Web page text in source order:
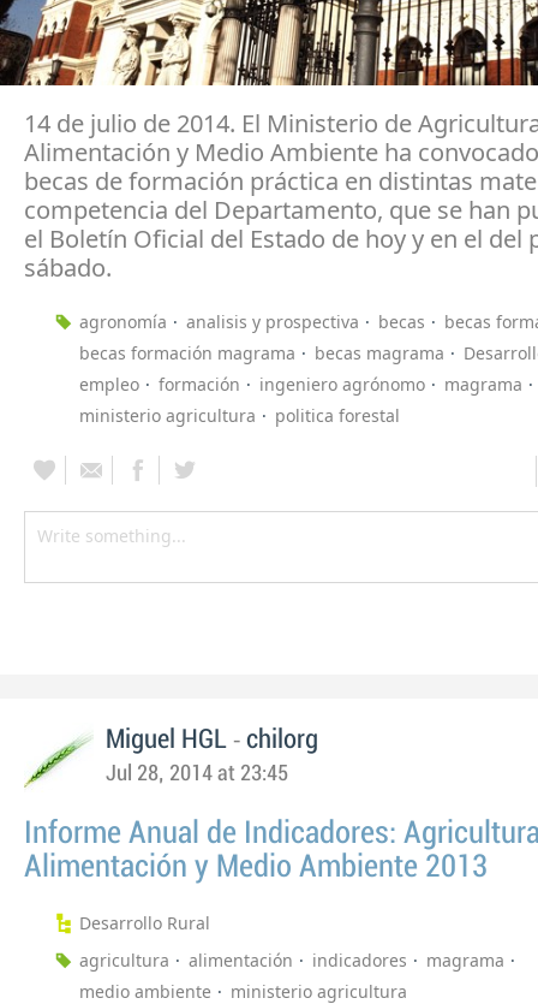
14 de julio de 2014. El Ministerio de
Alimentación y Medio Ambiente ha
becas de formación práctica en distintas
competencia del Departamento, que se han
el Boletín Oficial del Estado de hoy y en el del
sábado.
agronomía analisis y prospectiva becas
becas
becas formación magrama
becas magrama
empleo
formación ingeniero agrónomo
magrama
ministerio agricultura
politica forestal
Miguel HGL - chilorg
Jul 28, 2014 at 23:45
Informe Anual de Indicadores:
Alimentación y Medio Ambiente 2013
Desarrollo Rural
agricultura
alimentación indicadores
magrama
medio ambiente
ministerio agricultura